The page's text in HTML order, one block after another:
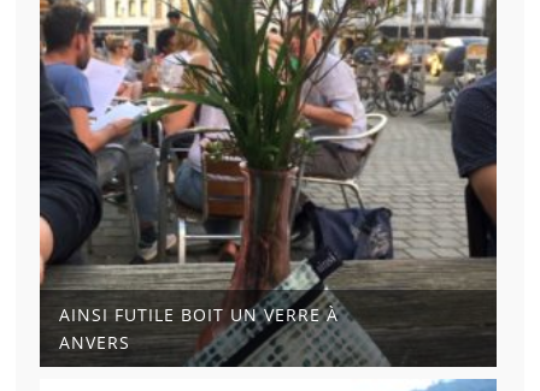
AINSI FUTILE BOIT UN VERRE À
ANVERS